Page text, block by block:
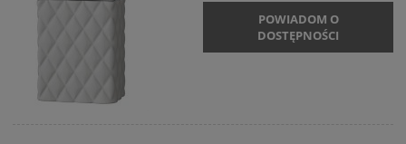
POWIADOM O
DOSTĘPNOŚCI